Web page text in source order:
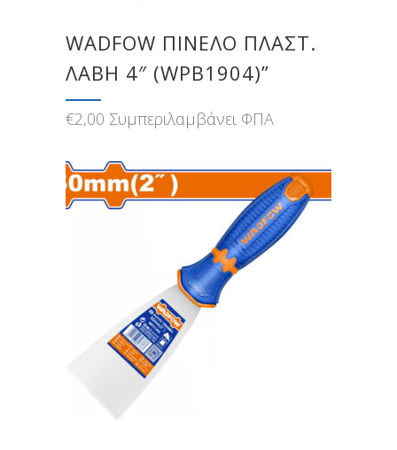
WADFOW ΠΙΝΕΛΟ ΠΛΑΣΤ.
ΛΑΒΗ 4″ (WPB1904)”
€2,00 Συμπεριλαμβάνει ΦΠΑ